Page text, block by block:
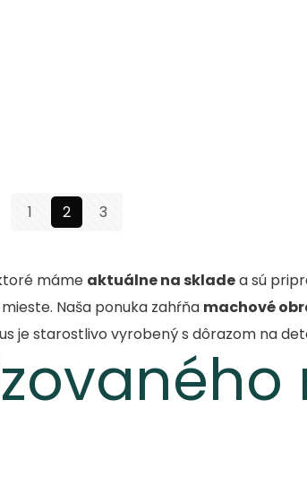
1 2 3
máme aktuálne na skladea sú
Naša ponuka zahŕňa machové
je starostlivo vyrobený s dôrazom na